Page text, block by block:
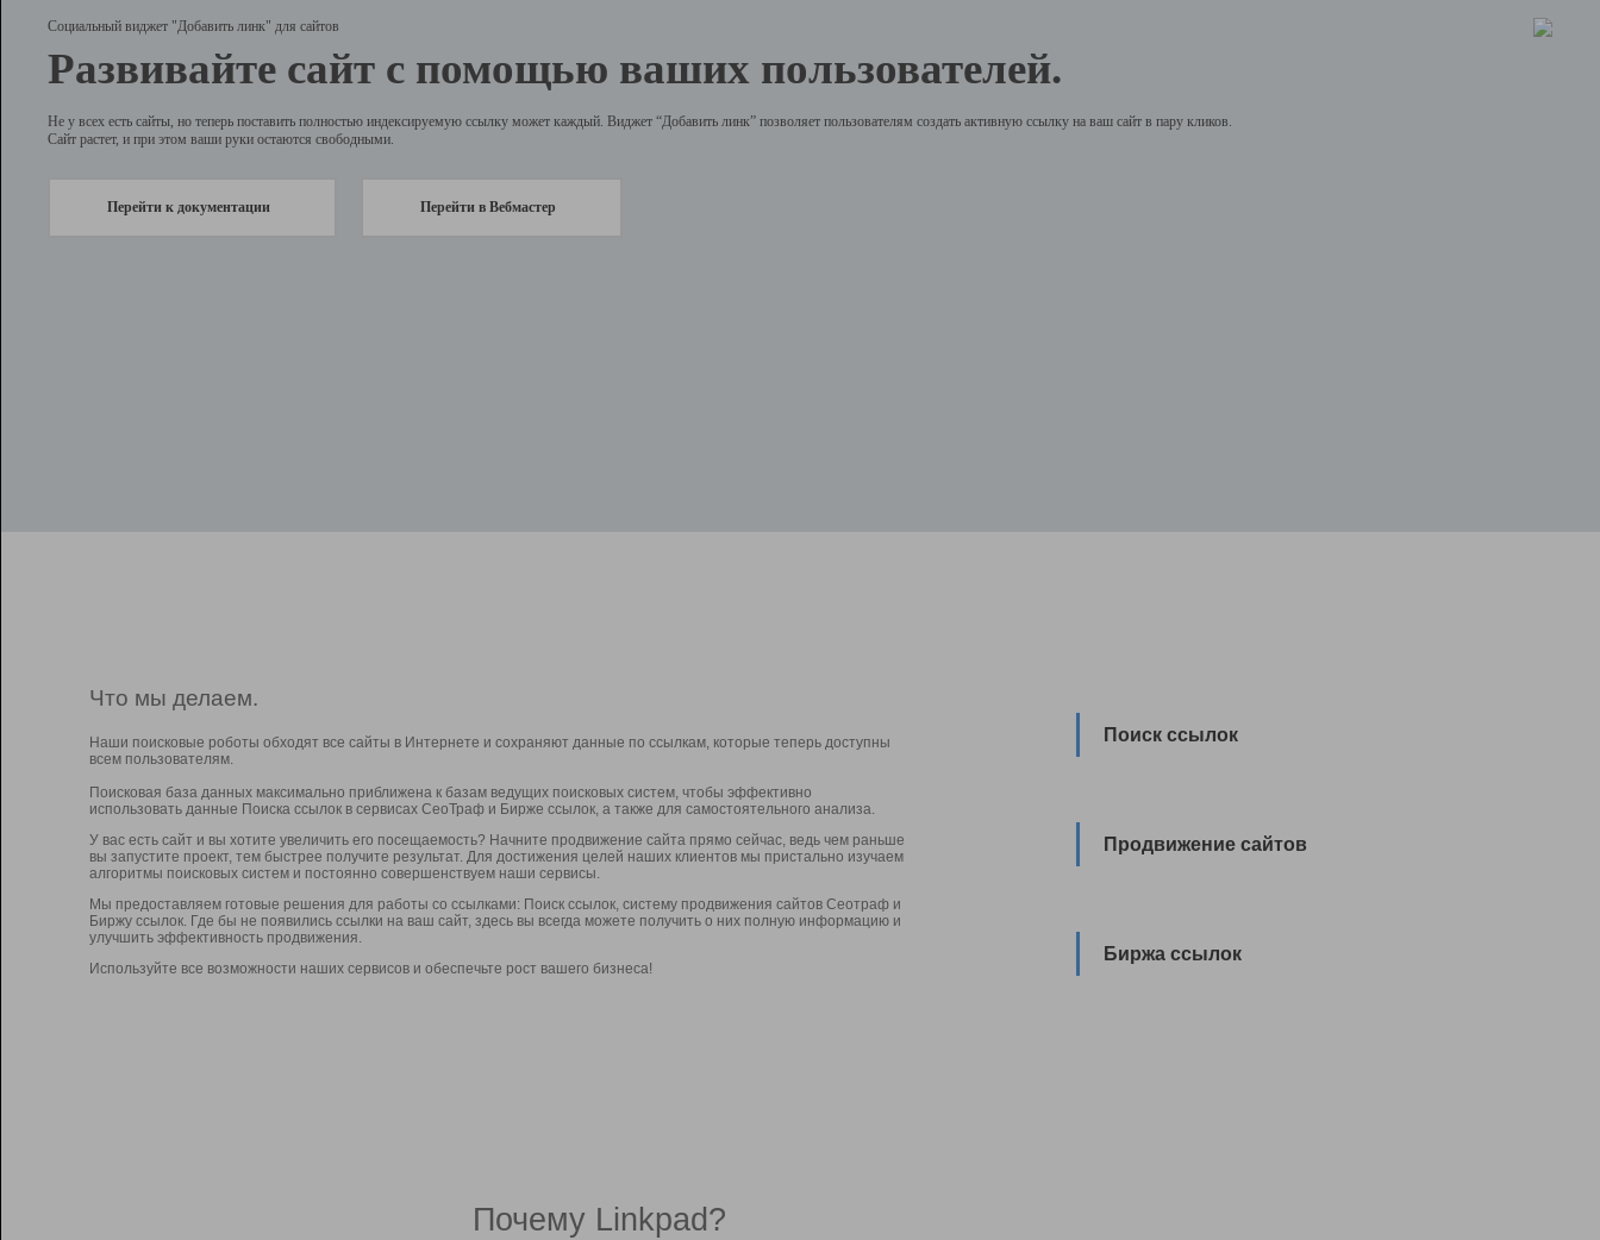
Социальный виджет "Добавить линк" для сайтов
Развивайте сайт с помощью ваших пользователей.
Не у всех есть сайты, но теперь поставить полностью индексируемую ссылку может каждый. Виджет “Добавить линк” позволяет пользователям создать активную ссылку на ваш сайт в пару кликов.
Сайт растет, и при этом ваши руки остаются свободными.
Перейти к документации Перейти в Вебмастер
Что мы делаем.
Наши поисковые роботы обходят все сайты в Интернете и сохраняют данные по ссылкам, которые теперь доступны
всем пользователям.
Поисковая база данных максимально приближена к базам ведущих поисковых систем, чтобы эффективно
использовать данные Поиска ссылок в сервисах СеоТраф и Бирже ссылок, а также для самостоятельного анализа.
У вас есть сайт и вы хотите увеличить его посещаемость? Начните продвижение сайта прямо сейчас, ведь чем раньше
вы запустите проект, тем быстрее получите результат. Для достижения целей наших клиентов мы пристально изучаем
алгоритмы поисковых систем и постоянно совершенствуем наши сервисы.
Мы предоставляем готовые решения для работы со ссылками: Поиск ссылок, систему продвижения сайтов Сеотраф и
Биржу ссылок. Где бы не появились ссылки на ваш сайт, здесь вы всегда можете получить о них полную информацию и
улучшить эффективность продвижения.
Используйте все возможности наших сервисов и обеспечьте рост вашего бизнеса!
Поиск ссылок
Продвижение сайтов
Биржа ссылок
Почему Linkpad?